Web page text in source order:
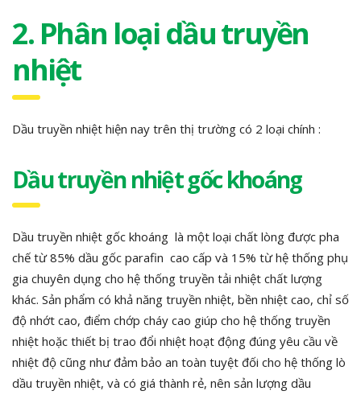
2. Phân loại dầu truyền
nhiệt
Dầu truyền nhiệt hiện nay trên thị trường có 2 loại chính :
Dầu truyền nhiệt gốc khoáng
Dầu truyền nhiệt gốc khoáng là một loại chất lòng được pha
chế từ 85% dầu gốc parafin cao cấp và 15% từ hệ thống phụ
gia chuyên dụng cho hệ thống truyền tải nhiệt chất lượng
khác. Sản phẩm có khả năng truyền nhiệt, bền nhiệt cao, chỉ số
độ nhớt cao, điểm chớp cháy cao giúp cho hệ thống truyền
nhiệt hoặc thiết bị trao đổi nhiệt hoạt động đúng yêu cầu về
nhiệt độ cũng như đảm bảo an toàn tuyệt đối cho hệ thống lò
dầu truyền nhiệt, và có giá thành rẻ, nên sản lượng dầu